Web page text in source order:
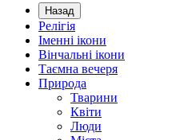
Назад
Релігія
Іменні ікони
Вінчальні ікони
Таємна вечеря
Природа
Тварини
Квіти
Люди